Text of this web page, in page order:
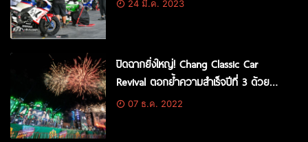
24 มี.ค. 2023
ปิดฉากยิ่งใหญ่! Chang Classic Car
Revival ตอกย้ำความสำเร็จปีที่ 3 ด้วย
กองทัพรถคลาสสิคมากที่สุดในอาเซียน
07 ธ.ค. 2022